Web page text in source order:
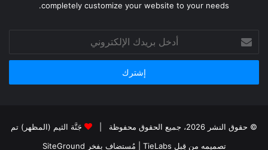
completely customize your website to your needs.
بريدك
الإلكتروني
© حقوق النشر 2026، جميع الحقوق محفوظة |
جَنَّة الثيم (المظهر) تم
تصميمه من قِبل TieLabs
| مُستضاف بفخر SiteGround